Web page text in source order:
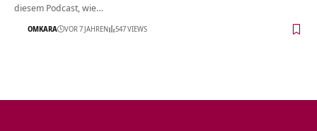
diesem Podcast, wie…
OMKARA VOR 7 JAHREN 547 VIEWS